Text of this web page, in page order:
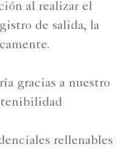
al realizar el
de salida, la
gracias a nuestro
rellenables